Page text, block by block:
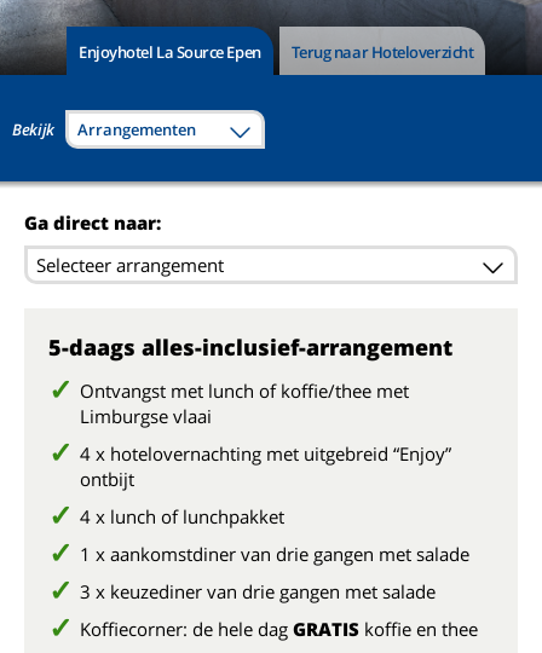
Enjoyhotel La Source Epen Terug naar Hoteloverzicht
Bekijk Arrangementen
Ga direct naar:
Selecteer arrangement
5-daags alles-inclusief-arrangement
Ontvangst met lunch of koffie/thee met
Limburgse vlaai
4 x hotelovernachting met uitgebreid “Enjoy”
ontbijt
4 x lunch of lunchpakket
1 x aankomstdiner van drie gangen met salade
3 x keuzediner van drie gangen met salade
Koffiecorner: de hele dag GRATIS koffie en thee